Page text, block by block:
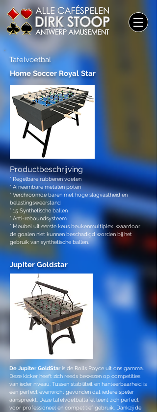
Tafelvoetbal
Home Soccer Royal Star
Productbeschrijving
° Regelbare rubberen voeten
° Afneembare metalen poten
° Verchroomde baren met hoge slagvastheid en
belastingsweerstand
° 15 Synthetische ballen
° Anti-reboundsysteem
° Meubel uit eerste keus beukenmultiplex, waardoor
de goalen niet kunnen beschadigd worden bij het
gebruik van synthetische ballen.
Jupiter Goldstar
De Jupiter GoldStar is de Rolls Royce uit ons gamma.
Deze kicker heeft zich reeds bewezen op competities
van ieder niveau. Tussen stabiliteit en hanteerbaarheid is
een perfect evenwicht gevonden dat iedere speler
aanspreekt. Deze tafelvoetbaltafel leent zich perfect
voor professioneel en competitief gebruik. Dankzij de